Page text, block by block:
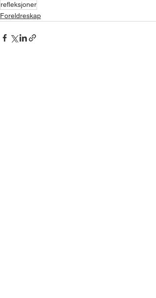
refleksjoner
Foreldreskap